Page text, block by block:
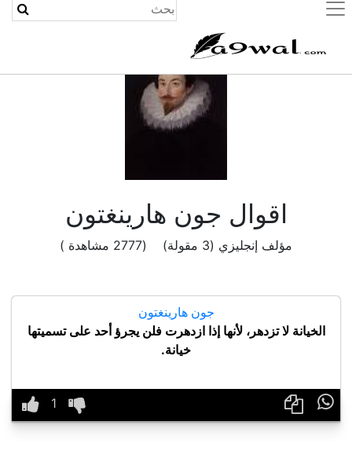
(current)
اقوال جون هارينغتون
مؤلف إنجليزي (3 مقولة) (2777 مشاهدة )
جون هارينغتون
الخيانة لا تزدهر، لأنها إذا ازدهرت فلن يجرؤ أحد على تسميتها
خيانة.
